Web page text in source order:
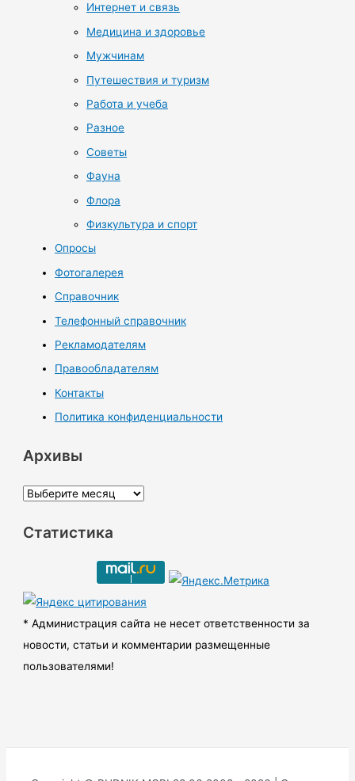
Интернет и связь
Медицина и здоровье
Мужчинам
Путешествия и туризм
Работа и учеба
Разное
Советы
Фауна
Флора
Физкультура и спорт
Опросы
Фотогалерея
Справочник
Телефонный справочник
Рекламодателям
Правообладателям
Контакты
Политика конфиденциальности
Архивы
А
х
ы
Статистика
* Администрация сайта не несет ответственности за
новости, статьи и комментарии размещенные
пользователями!